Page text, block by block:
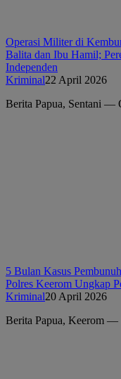
Operasi Militer di
Balita dan Ibu Hamil;
Independen
Kriminal22 April 2026
Berita Papua, Sentani —
5 Bulan Kasus
Polres Keerom Ungkap
Kriminal20 April 2026
Berita Papua, Keerom